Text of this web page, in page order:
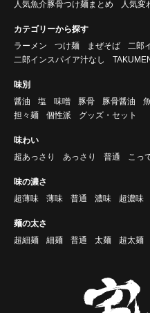
人気魚介豚骨つけ麺まとめ
人気変
カテゴリーから探す
ラーメン
つけ麺 まぜそば
二郎
二郎インスパイア汁なし
味別
醤油
塩 味噌 豚骨 豚骨醤油
担々麺
個性派 グッズ・セット
味わい
超あっさり
あっさり 普通 こっ
味の濃さ
超薄味
薄味 普通 濃味 超濃味
麺の太さ
超細麺
細麺 普通 太麺 超太麺